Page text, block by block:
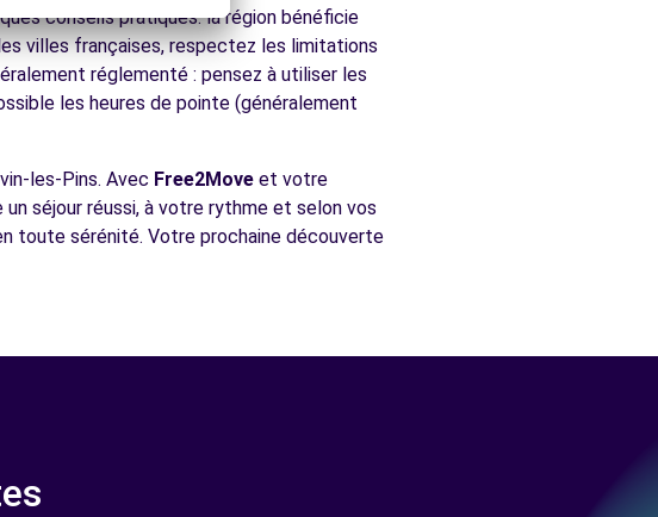
conseils pratiques. la région bénéficie
villes françaises, respectez les limitations
réglementé : pensez à utiliser les
les heures de pointe (généralement
les-Pins. Avec Free2Move et votre
séjour réussi, à votre rythme et selon vos
toute sérénité. Votre prochaine découverte